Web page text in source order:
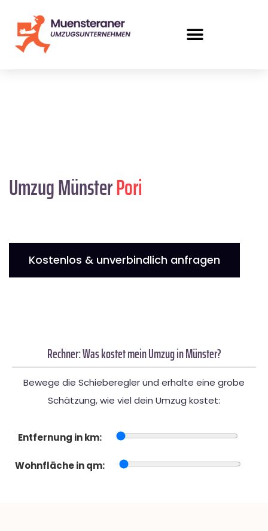
Umzug MünsterPori
Kostenlos & unverbindlich anfragen
Rechner: Was kostet mein Umzug in Münster?
Bewege die Schieberegler und erhalte eine grobe
Schätzung, wie viel dein Umzug kostet:
Entfernung in km:
Wohnfläche in qm: